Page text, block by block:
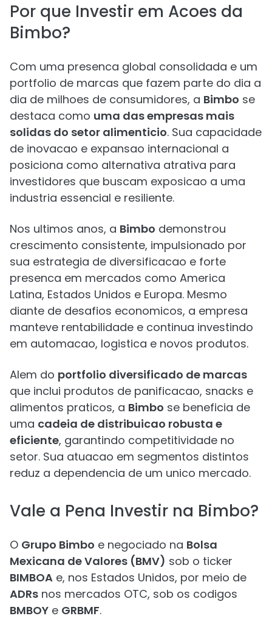
Por que Investir em Acoes da
Bimbo?
Com uma presenca global consolidada e um
portfolio de marcas que fazem parte do dia a
dia de milhoes de consumidores, a Bimbo se
destaca como uma das empresas mais
solidas do setor alimenticio. Sua capacidade
de inovacao e expansao internacional a
posiciona como alternativa atrativa para
investidores que buscam exposicao a uma
industria essencial e resiliente.
Nos ultimos anos, a Bimbo demonstrou
crescimento consistente, impulsionado por
sua estrategia de diversificacao e forte
presenca em mercados como America
Latina, Estados Unidos e Europa. Mesmo
diante de desafios economicos, a empresa
manteve rentabilidade e continua investindo
em automacao, logistica e novos produtos.
Alem do portfolio diversificado de marcas
que inclui produtos de panificacao, snacks e
alimentos praticos, a Bimbo se beneficia de
uma cadeia de distribuicao robusta e
eficiente, garantindo competitividade no
setor. Sua atuacao em segmentos distintos
reduz a dependencia de um unico mercado.
Vale a Pena Investir na Bimbo?
O Grupo Bimbo e negociado na Bolsa
Mexicana de Valores (BMV) sob o ticker
BIMBOA e, nos Estados Unidos, por meio de
ADRs nos mercados OTC, sob os codigos
BMBOY e GRBMF.